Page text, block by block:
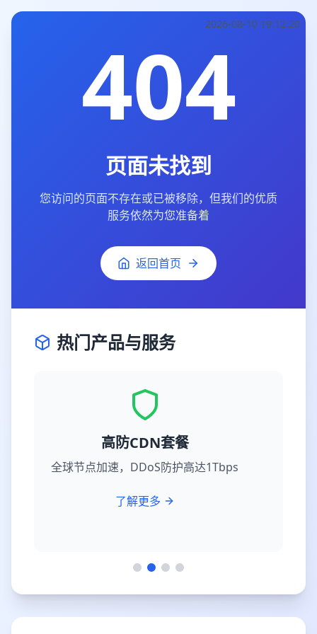
2026-08-10 19:12:20
404
页面未找到
您访问的页面不存在或已被移除，但我们的优质
服务依然为您准备着
返回首页
热门产品与服务
高防CDN套餐
全球节点加速，DDoS防护高达1Tbps
了解更多